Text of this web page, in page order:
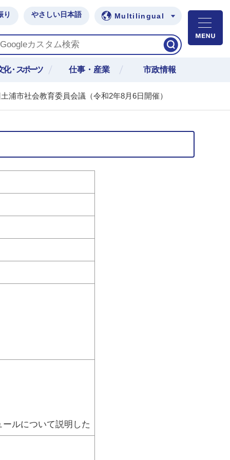
り やさしい日本語 Multilingual
化・スポーツ 仕事・産業 市政情報
浦市社会教育委員会議（令和2年8月6日開催）
ルについて説明した